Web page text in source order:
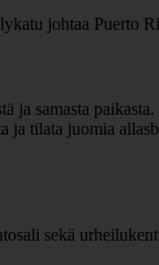
johtaa Puerto
samasta
tilata juomia
sekä